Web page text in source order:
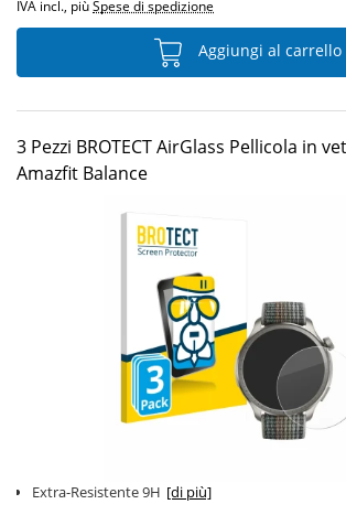
IVA incl., piùSpese di spedizione
Aggiungi al carrello
3 Pezzi BROTECT AirGlass Pellicola in
Amazfit Balance
Extra-Resistente 9H [di più]